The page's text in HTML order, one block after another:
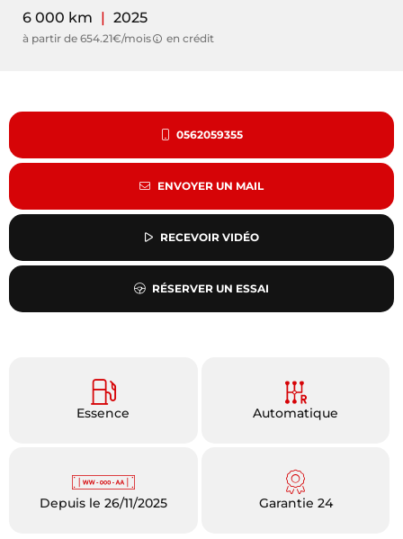
6 000 km | 2025
à partir de 654.21€/mois en crédit
0562059355
ENVOYER UN MAIL
RECEVOIR VIDÉO
RÉSERVER UN ESSAI
Essence Automatique
Depuis le 26/11/2025 Garantie 24